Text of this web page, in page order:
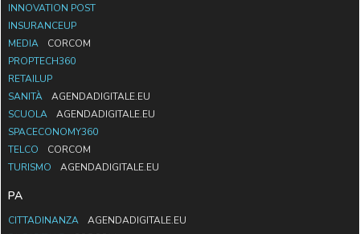
INNOVATION POST
INSURANCEUP
MEDIA
CORCOM
PROPTECH360
RETAILUP
SANITÀ
AGENDADIGITALE.EU
SCUOLA
AGENDADIGITALE.EU
SPACECONOMY360
TELCO
CORCOM
TURISMO
AGENDADIGITALE.EU
PA
CITTADINANZA
AGENDADIGITALE.EU